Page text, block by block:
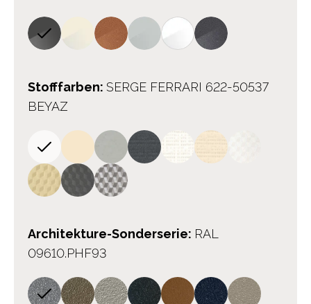
Stofffarben: SERGE FERRARI 622-50537
BEYAZ
Architekture-Sonderserie: RAL
09610.PHF93